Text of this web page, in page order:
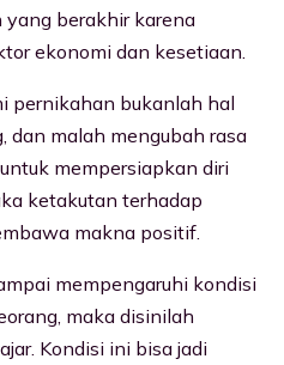
berakhir karena
ekonomi dan kesetiaan.
pernikahan bukanlah hal
dan malah mengubah rasa
mempersiapkan diri
ketakutan terhadap
makna positif.
mempengaruhi kondisi
maka disinilah
Kondisi ini bisa jadi